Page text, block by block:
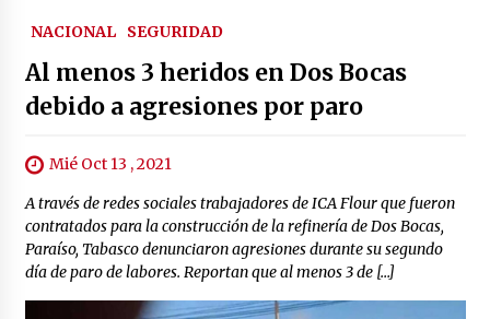
NACIONAL SEGURIDAD
Al menos 3 heridos en Dos Bocas
debido a agresiones por paro
Mié Oct 13 , 2021
A través de redes sociales trabajadores de ICA Flour que fueron
contratados para la construcción de la refinería de Dos Bocas,
Paraíso, Tabasco denunciaron agresiones durante su segundo
día de paro de labores. Reportan que al menos 3 de […]